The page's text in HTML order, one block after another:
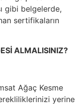
gibi belgelerde,
sertifikaların
ALMALISINIZ?
Ağaç Kesme
yerine